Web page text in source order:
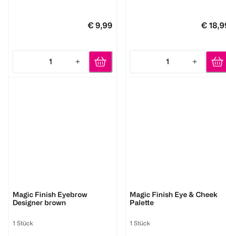
€ 9,99
1
Quantity: 1
€
1
Quantity: 1
Magic Finish Eyebrow
Designer brown
1 Stück
Magic Finish Eye & Cheek
Palette
1 Stück